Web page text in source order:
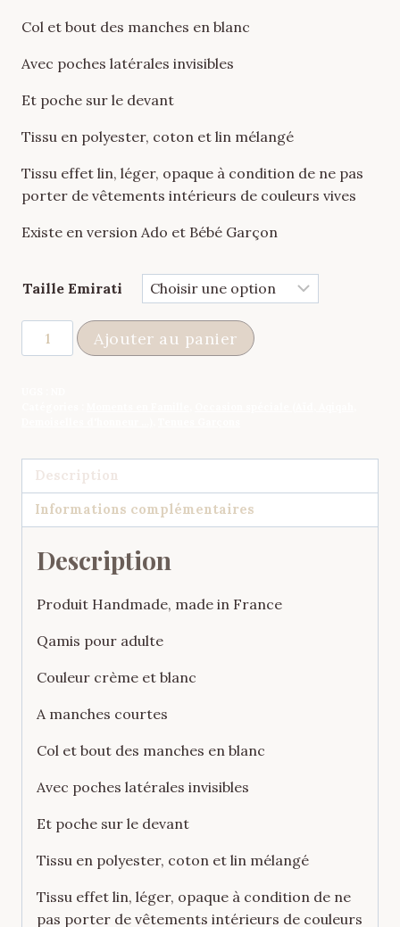
Col et bout des manches en blanc
Avec poches latérales invisibles
Et poche sur le devant
Tissu en polyester, coton et lin mélangé
Tissu effet lin, léger, opaque à condition de ne pas
porter de vêtements intérieurs de couleurs vives
Existe en version Ado et Bébé Garçon
Taille Emirati
quantité
de
Ajouter au panier
Description
Informations complémentaires
Description
Produit Handmade, made in France
Qamis pour adulte
Couleur crème et blanc
A manches courtes
Col et bout des manches en blanc
Avec poches latérales invisibles
Et poche sur le devant
Tissu en polyester, coton et lin mélangé
Tissu effet lin, léger, opaque à condition de ne
pas porter de vêtements intérieurs de couleurs